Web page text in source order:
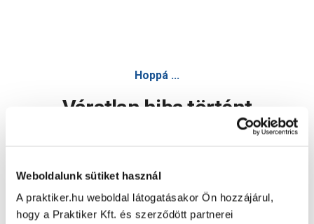
Weboldalunk sütiket használ
A praktiker.hu weboldal látogatásakor Ön hozzájárul,
hogy a Praktiker Kft. és szerződött partnerei
Hoppá ...
Váratlan hiba történt
Oldal újratöltése